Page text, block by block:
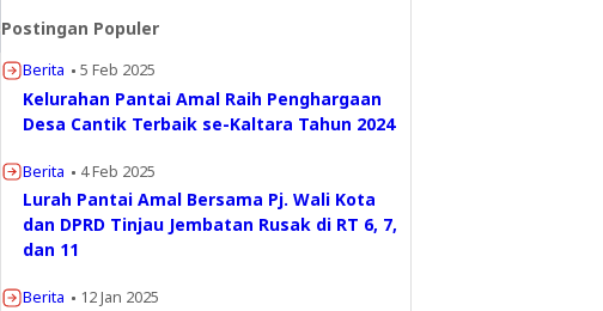
Postingan Populer
Berita 5 Feb 2025
Kelurahan Pantai Amal Raih Penghargaan
Desa Cantik Terbaik se-Kaltara Tahun 2024
Berita 4 Feb 2025
Lurah Pantai Amal Bersama Pj. Wali Kota
dan DPRD Tinjau Jembatan Rusak di RT 6, 7,
dan 11
Berita 12 Jan 2025